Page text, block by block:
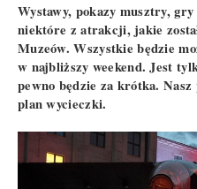
Wystawy, pokazy musztry,
niektóre z atrakcji, jakie
Muzeów. Wszystkie będzie
w najbliższy weekend. Jest
pewno będzie za krótka.
plan wycieczki.